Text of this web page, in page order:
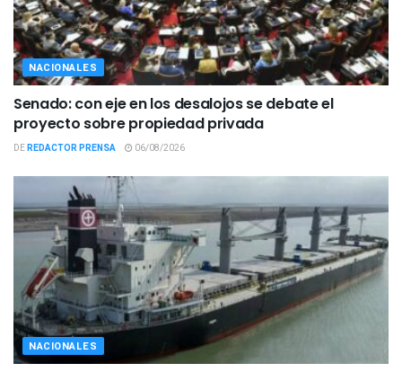
NACIONALES
Senado: con eje en los desalojos se debate el
proyecto sobre propiedad privada
DEREDACTOR PRENSA 06/08/2026
NACIONALES